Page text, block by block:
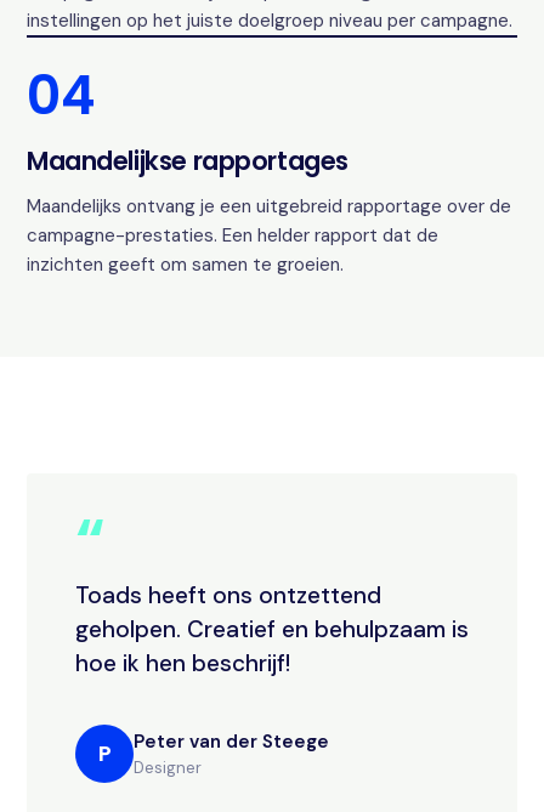
instellingen op het juiste doelgroep niveau per campagne.
04
Maandelijkse rapportages
Maandelijks ontvang je een uitgebreid rapportage over de
campagne-prestaties. Een helder rapport dat de
inzichten geeft om samen te groeien.
“
Toads heeft ons ontzettend
geholpen. Creatief en behulpzaam is
hoe ik hen beschrijf!
P Peter van der Steege
Designer